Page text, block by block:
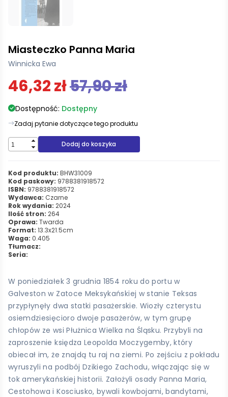
Miasteczko Panna Maria
Winnicka Ewa
46,32 zł57,90 zł
Dostępność: Dostępny
Zadaj pytanie dotyczące tego produktu
Dodaj do koszyka
Kod produktu: BHW31009
Kod paskowy: 9788381918572
ISBN: 9788381918572
Wydawca: Czarne
Rok wydania: 2024
Ilość stron: 264
Oprawa: Twarda
Format: 13.3x21.5cm
Waga: 0.405
Tłumacz:
Seria:
W poniedziałek 3 grudnia 1854 roku do portu w
Galveston w Zatoce Meksykańskiej w stanie Teksas
przypłynęły dwa statki pasażerskie. Wiozły czterystu
osiemdziesięcioro dwoje pasażerów, w tym grupę
chłopów ze wsi Płużnica Wielka na Śląsku. Przybyli na
zaproszenie księdza Leopolda Moczygemby, który
obiecał im, że znajdą tu raj na ziemi. Po zejściu z pokładu
wyruszyli na podbój Dzikiego Zachodu, włączając się w
tok amerykańskiej historii. Założyli osady Panna Maria,
Cestohowa i Kosciusko, bywali kowbojami, bandytami,